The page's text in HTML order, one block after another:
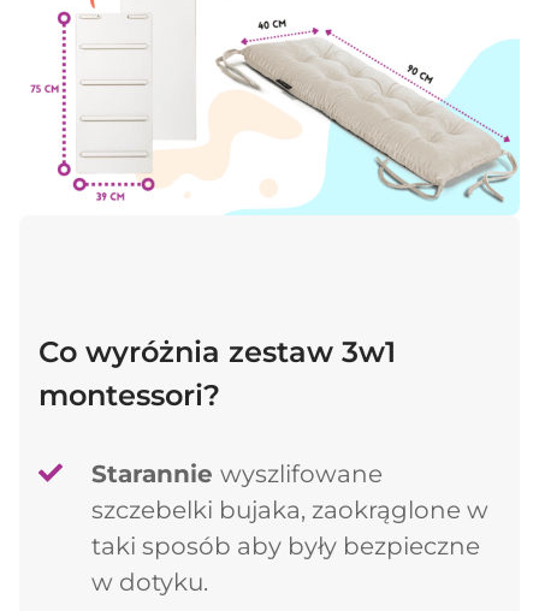
Co wyróżnia zestaw 3w1
montessori?
Starannie wyszlifowane
szczebelki bujaka, zaokrąglone w
taki sposób aby były bezpieczne
w dotyku.